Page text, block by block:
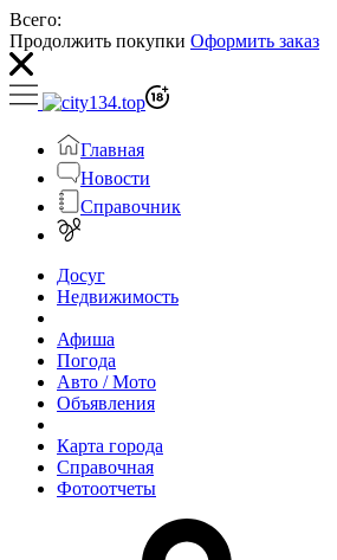
Всего:
Продолжить покупки Оформить заказ
Главная
Новости
Справочник
Досуг
Недвижимость
Афиша
Погода
Авто / Мото
Объявления
Карта города
Справочная
Фотоотчеты